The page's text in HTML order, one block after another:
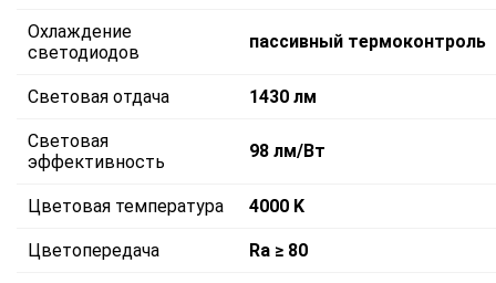
Охлаждение
светодиодов
пассивный термоконтроль
Световая отдача 1430 лм
Световая
эффективность
98 лм/Вт
Цветовая температура 4000 K
Цветопередача Ra ≥ 80